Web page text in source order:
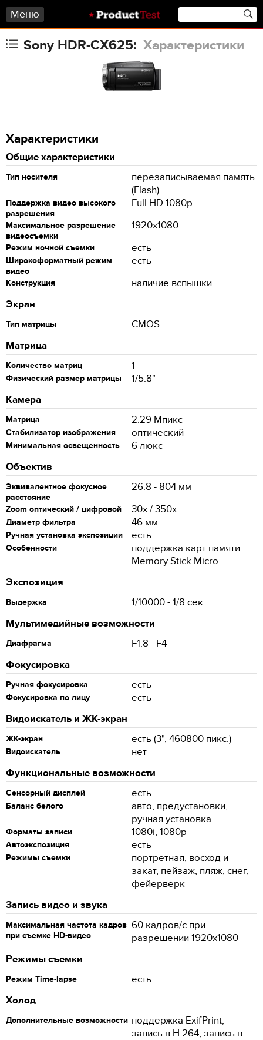
Меню
Sony HDR-CX625: Характеристики
Характеристики
Общие характеристики
Тип носителя
перезаписываемая память
(Flash)
Поддержка видео высокого
разрешения
Full HD 1080p
Максимальное разрешение
видеосъемки
1920x1080
Режим ночной съемки есть
Широкоформатный режим
видео
есть
Конструкция
наличие вспышки
Экран
Тип матрицы
CMOS
Матрица
Количество матриц 1
Физический размер матрицы
1/5.8"
Камера
Матрица 2.29 Мпикс
Стабилизатор изображения оптический
Минимальная освещенность
6 люкс
Объектив
Эквивалентное фокусное
расстояние
26.8 - 804 мм
Zoom оптический / цифровой 30x / 350x
Диаметр фильтра 46 мм
Ручная установка экспозиции есть
Особенности
поддержка карт памяти
Memory Stick Micro
Экспозиция
Выдержка
1/10000 - 1/8 сек
Мультимедийные возможности
Диафрагма
F1.8 - F4
Фокусировка
Ручная фокусировка есть
Фокусировка по лицу
есть
Видоискатель и ЖК-экран
ЖК-экран есть (3", 460800 пикс.)
Видоискатель
нет
Функциональные возможности
Сенсорный дисплей есть
Баланс белого
авто, предустановки,
ручная установка
Форматы записи 1080i, 1080p
Автоэкспозиция есть
Режимы съемки
портретная, восход и
закат, пейзаж, пляж, снег,
фейерверк
Запись видео и звука
Максимальная частота кадров
при съемке HD-видео
60 кадров/с при
разрешении 1920x1080
Режимы съемки
Режим Time-lapse
есть
Холод
Дополнительные возможности поддержка ExifPrint,
запись в H.264, запись в